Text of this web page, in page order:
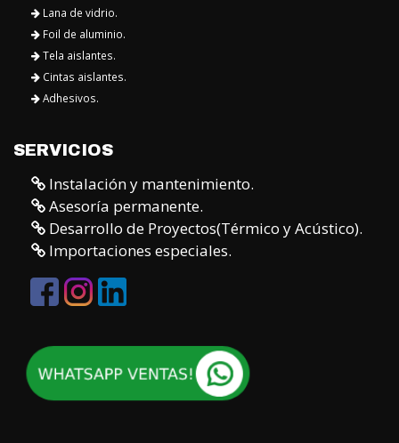
Cintas aislantes.
Adhesivos.
SERVICIOS
Desarrollo de Proyectos(Térmico y Acústico).
Importaciones especiales.